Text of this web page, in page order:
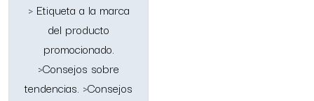
> Etiqueta a la marca
del producto
promocionado.
>Consejos sobre
tendencias. >Consejos